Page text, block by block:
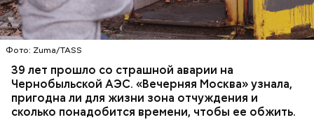
Фото: Zuma/TASS
39 лет прошло со страшной аварии на
Чернобыльской АЭС. «Вечерняя Москва» узнала,
пригодна ли для жизни зона отчуждения и
сколько понадобится времени, чтобы ее обжить.
территория под защитой, здесь строгий
пропускной режим и круглосуточное наблюдение,
— отметил Бабич.
БЕЛАРУСЬ ЧЕРНОБЫЛЬ
Часы Судного дня — прибыльный
проект